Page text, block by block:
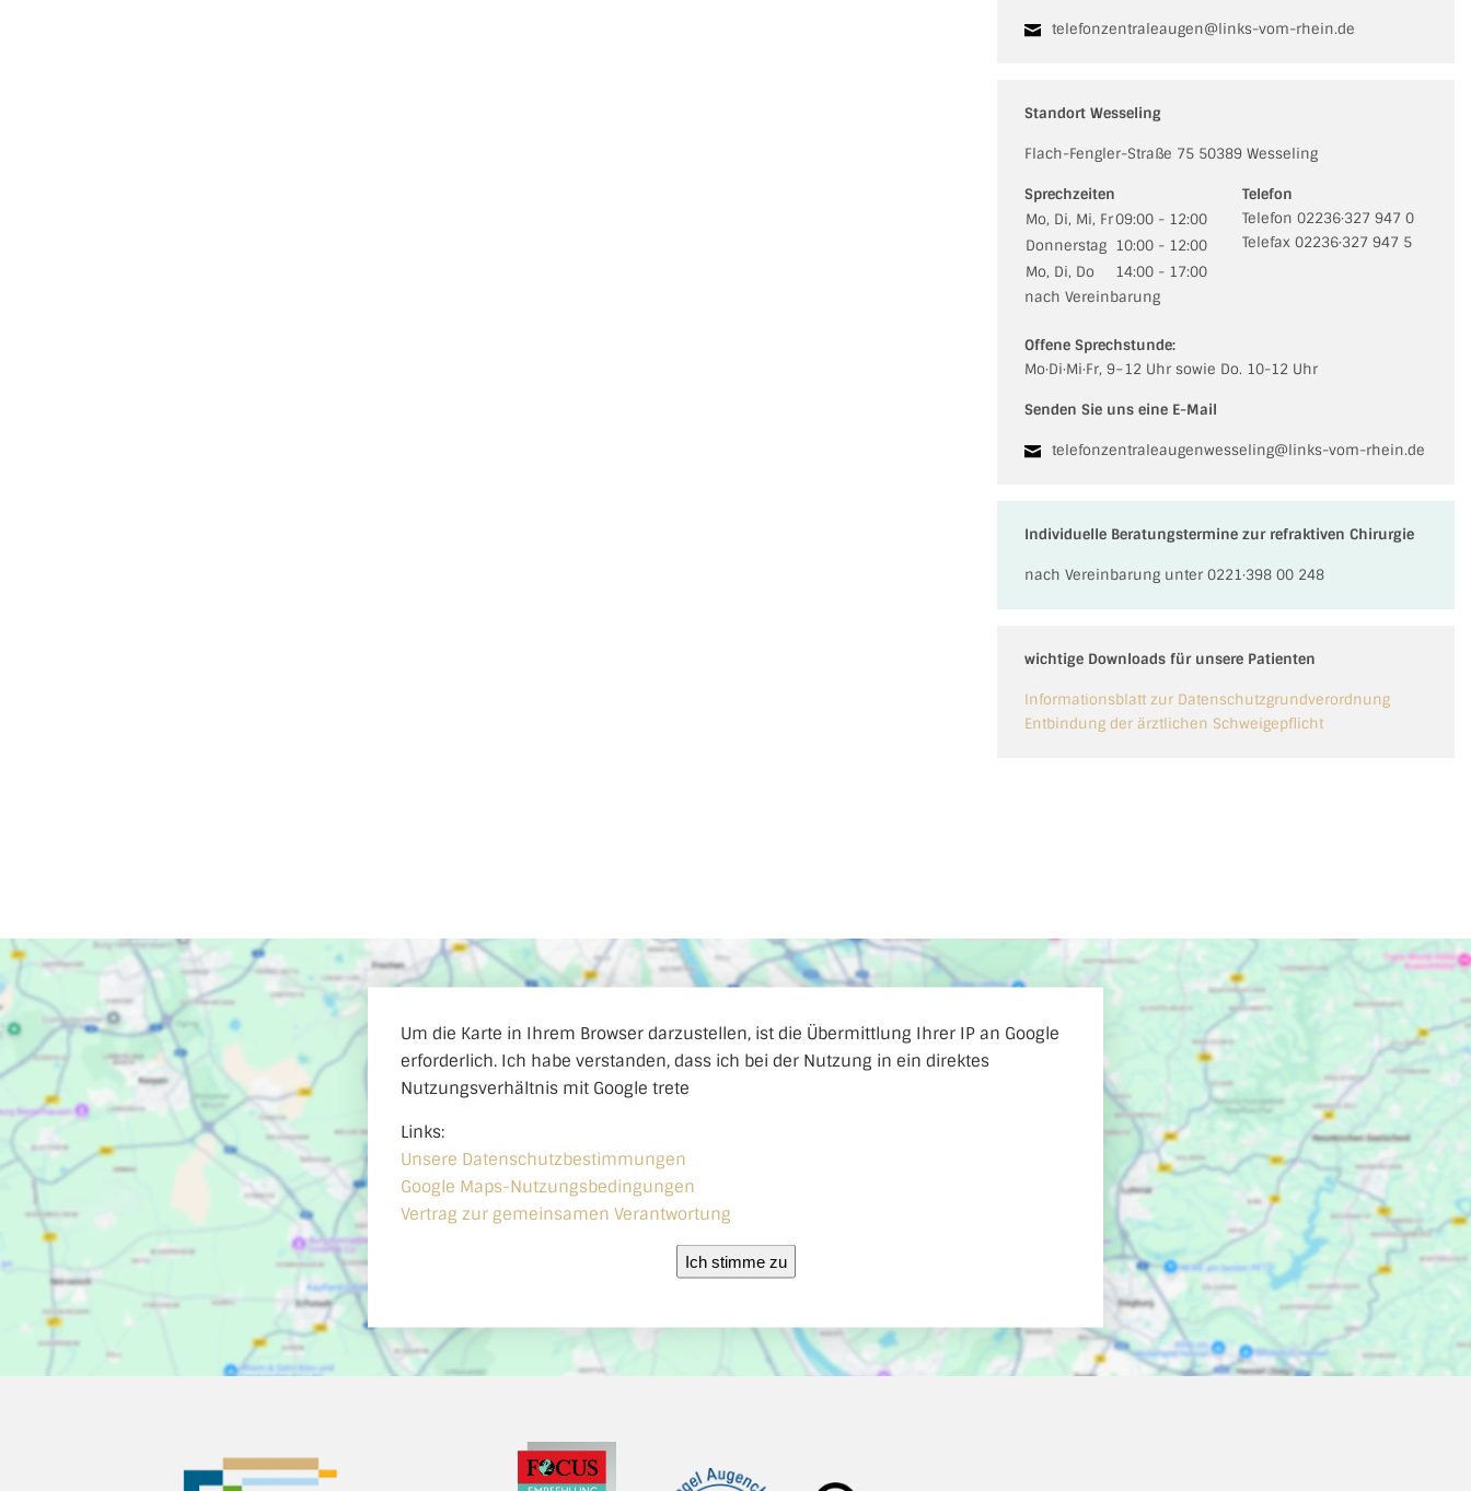
telefonzentraleaugen@links-vom-rhein.de
Standort Wesseling
Flach-Fengler-Straße 75 50389 Wesseling
Sprechzeiten
Mo, Di, Mi, Fr09:00 - 12:00
Donnerstag 10:00 - 12:00
Mo, Di, Do
14:00 - 17:00
nach Vereinbarung
Telefon
Telefon 02236·327 947 0
Telefax 02236·327 947 5
Offene Sprechstunde:
Mo·Di·Mi·Fr, 9−12 Uhr sowie Do. 10-12 Uhr
Senden Sie uns eine E-Mail
telefonzentraleaugenwesseling@links-vom-rhein.de
Individuelle Beratungstermine zur refraktiven Chirurgie
nach Vereinbarung unter 0221·398 00 248
wichtige Downloads für unsere Patienten
Informationsblatt zur Datenschutzgrundverordnung
Entbindung der ärztlichen Schweigepflicht
Um die Karte in Ihrem Browser darzustellen, ist die Übermittlung Ihrer IP an Google
erforderlich. Ich habe verstanden, dass ich bei der Nutzung in ein direktes
Nutzungsverhältnis mit Google trete
Links:
Unsere Datenschutzbestimmungen
Google Maps-Nutzungsbedingungen
Vertrag zur gemeinsamen Verantwortung
Ich stimme zu